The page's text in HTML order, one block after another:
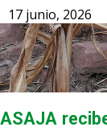
17 junio, 2026
ASAJA